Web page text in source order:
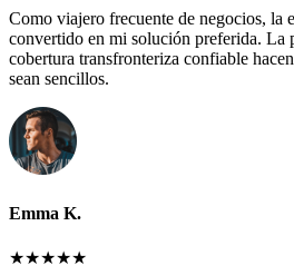
Como viajero frecuente de negocios, la
convertido en mi solución preferida. La
cobertura transfronteriza confiable
sean sencillos.
Emma K.
★★★★★